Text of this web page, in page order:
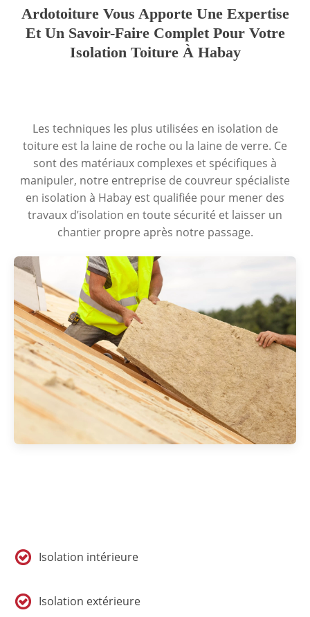
Ardotoiture Vous Apporte Une Expertise
Et Un Savoir-Faire Complet Pour Votre
Isolation Toiture À Habay
Les techniques les plus utilisées en isolation de
toiture est la laine de roche ou la laine de verre. Ce
sont des matériaux complexes et spécifiques à
manipuler, notre entreprise de couvreur spécialiste
en isolation à Habay est qualifiée pour mener des
travaux d’isolation en toute sécurité et laisser un
chantier propre après notre passage.
Isolation intérieure
Isolation extérieure